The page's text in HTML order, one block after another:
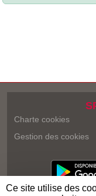
Charte cookies
Gestion des cookies
Ce site utilise des